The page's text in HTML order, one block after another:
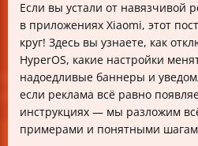
Как отключить рекламу на
рабочем столе
Что делать, если реклама
Особенности Realme UI:
версии
Какие настройки менять в
Как проверить успешное
Риски и ограничения
Если вы устали от навязчивой
в приложениях Xiaomi, этот
круг! Здесь вы узнаете, как
HyperOS, какие настройки
надоедливые баннеры и
если реклама всё равно
инструкциях — мы разложим
примерами и понятными